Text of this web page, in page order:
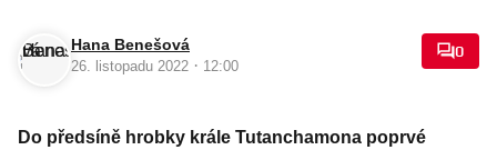
Hana Benešová
26. listopadu 2022 · 12:00
0
Do předsíně hrobky krále Tutanchamona poprvé